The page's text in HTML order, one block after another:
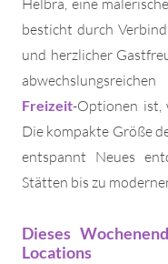
Helbra, eine
besticht durch
und herzlicher
abwechslungsreichen
Freizeit-Optionen ist,
Die kompakte Größe
entspannt Neues
Stätten bis zu
Dieses
Locations